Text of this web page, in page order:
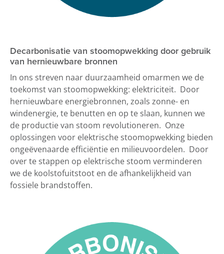
Decarbonisatie van stoomopwekking door gebruik
van hernieuwbare bronnen
In ons streven naar duurzaamheid omarmen we de
toekomst van stoomopwekking: elektriciteit. Door
hernieuwbare energiebronnen, zoals zonne- en
windenergie, te benutten en op te slaan, kunnen we
de productie van stoom revolutioneren. Onze
oplossingen voor elektrische stoomopwekking bieden
ongeëvenaarde efficiëntie en milieuvoordelen. Door
over te stappen op elektrische stoom verminderen
we de koolstofuitstoot en de afhankelijkheid van
fossiele brandstoffen.